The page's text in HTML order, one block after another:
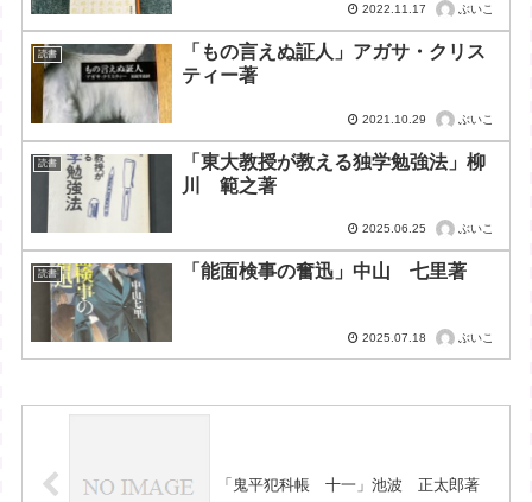
2022.11.17 ぶいこ
読書
「もの言えぬ証人」アガサ・クリス
ティー著
2021.10.29 ぶいこ
読書
「東大教授が教える独学勉強法」柳
川 範之著
2025.06.25 ぶいこ
読書 「能面検事の奮迅」中山 七里著
2025.07.18 ぶいこ
「鬼平犯科帳 十一」池波 正太郎著